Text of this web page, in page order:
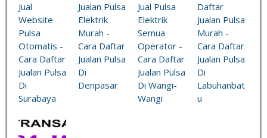
Jual
Website
Pulsa
Otomatis -
Cara Daftar
Jualan Pulsa
Di
Surabaya
Jualan Pulsa
Elektrik
Murah -
Cara Daftar
Jualan Pulsa
Di
Denpasar
Jual Pulsa
Elektrik
Semua
Operator -
Cara Daftar
Jualan Pulsa
Di Wangi-
Wangi
Daftar
Jualan Pulsa
Murah -
Cara Daftar
Jualan Pulsa
Di
Labuhanbat
u